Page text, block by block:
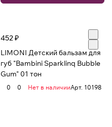
452 ₽
LIMONI Детский бальзам для
губ "Bambini Sparklinq Bubble
Gum" 01 тон
0 0 Нет в наличииАрт. 10198